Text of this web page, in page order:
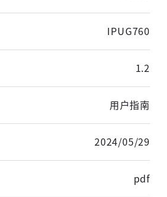
获取验证码
IPUG760
1.2
用户指南
2024/05/29
pdf